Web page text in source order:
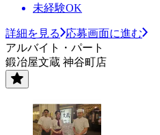
未経験OK
詳細を見る
応募画面に進む
アルバイト・パート
鍛冶屋文蔵 神谷町店